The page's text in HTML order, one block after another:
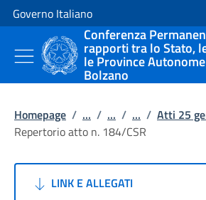
Vai al contenuto
Vai alla navigazione del sito
Governo Italiano
Conferenza
rapporti tra lo Stato,
le Province
Bolzano
Homepage / ... / ... / ... / Atti 25
Repertorio atto n. 184/CSR
LINK E ALLEGATI